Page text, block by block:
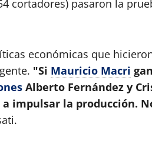
cortadores) pasaron la
económicas que
"Si Mauricio Macri
Alberto Fernández y
impulsar la producción.